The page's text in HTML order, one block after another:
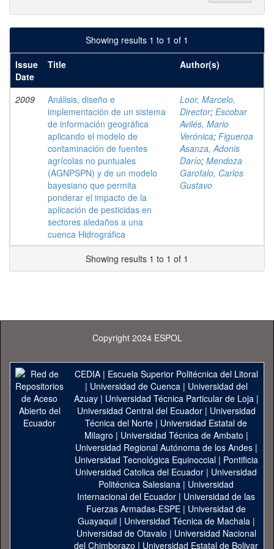
Showing results 1 to 1 of 1
Issue
Date
Title Author(s)
2009
Análisis, diseño e
implementación de un sistema
de información geográfica
aplicando el modelo de
contaminación de fuentes
agrícolas no puntuales
(AGNPSPN) y de un modelo
bayesiano que permita
ponderar el impacto de la
aplicación de pesticidas en
sectores aledaños a una
cuenca Hidrográfica
Loor, Marcelo,
Director; Escobar
Avilés, Mario
Verónica; Figueroa
Asanza, Adonis
Darío; Mendoza
Garofalo, Carlos
Gustavo
Showing results 1 to 1 of 1
Copyright 2024 ESPOL
CEDIA| Escuela Superior Politécnica del Litoral
| Universidad de Cuenca| Universidad del
Azuay| Universidad Técnica Particular de Loja|
Universidad Central del Ecuador| Universidad
Técnica del Norte | Universidad Estatal de
Milagro | Universidad Técnica de Ambato |
Universidad Regional Autónoma de los Andes|
Universidad Tecnológica Equinoccial| Pontificia
Universidad Catolica del Ecuador | Universidad
Politécnica Salesiana | Universidad
Internacional del Ecuador | Universidad de las
Fuerzas Armadas-ESPE | Universidad de
Guayaquil| Universidad Técnica de Machala|
Universidad de Otavalo | Universidad Nacional
del Chimborazo | Universidad Estatal de Bolivar